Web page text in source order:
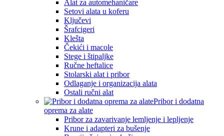
Alat za automehaničare
Setovi alata u koferu
Ključevi
Šrafcigeri
Klešta
Čekići i macole
Stege i štipaljke
Ručne heftalice
Stolarski alat i pribor
Odlaganje i organizacija alata
Ostali ručni alat
Pribor i dodatna
oprema za alate
Pribor za zavarivanje lemljenje i lepljenje
Krune i adapteri za bušenje